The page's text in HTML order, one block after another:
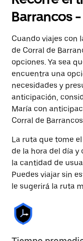
Barrancos
Cuando viajes con
de Corral de
opciones. Ya sea
encuentra una
necesidades y
anticipación,
María con
Corral de
La ruta que tome
de la hora del día
la cantidad de
Puedes viajar sin
le sugerirá la ruta